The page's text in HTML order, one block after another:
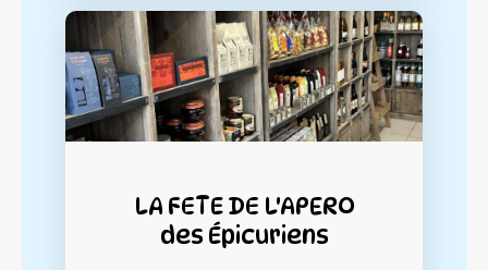
LA FETE DE L'APERO
des Épicuriens